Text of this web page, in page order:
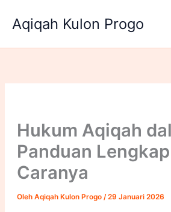
konten
Aqiqah Kulon Progo
Hukum Aqiqah
Panduan
Caranya
Oleh Aqiqah Kulon Progo /29 Januari 2026